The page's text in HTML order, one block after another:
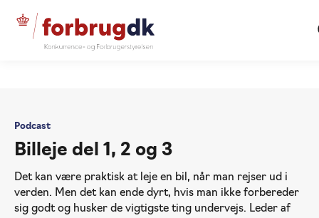
... Råd til forbrug
Podcast
Billeje del 1, 2 og 3
Det kan være praktisk at leje en bil, når man rejser ud i
verden. Men det kan ende dyrt, hvis man ikke forbereder
sig godt og husker de vigtigste ting undervejs. Leder af